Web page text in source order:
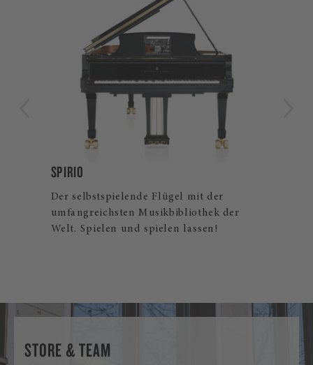
B-211
Der Steinway Flügelklassiker für Profis
und ambitionierte Hobbymusiker. Auch
als Steinway Spirio | r und Spirio Flügel
STORE & TEAM